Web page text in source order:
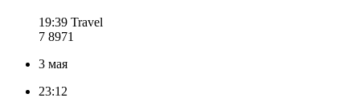
19:39 Travel
7 8971
3 мая
23:12